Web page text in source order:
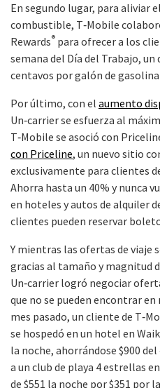
En segundo lugar, para aliviar
combustible, T‑Mobile
Rewards® para ofrecer a los
semana del Día del Trabajo, un
centavos por galón de
Por último, con el aumento
Un‑carrier se esfuerza al
T‑Mobile se asoció con
con Priceline, un nuevo sitio
exclusivamente para clientes
Ahorra hasta un 40% y nunca
en hoteles y autos de alquiler
clientes pueden reservar
Y mientras las ofertas de viaje
gracias al tamaño y magnitud
Un‑carrier logró negociar
que no se pueden encontrar
mes pasado, un cliente de
se hospedó en un hotel en
la noche, ahorrándose $900
a un club de playa 4 estrellas
de $551 la noche por $351 por